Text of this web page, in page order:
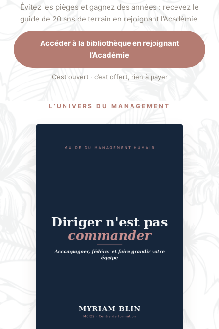
Rejoindre l’Académie
ENTRÉE OFFERTE
« Partager un savoir, c’est le multiplier. Je le
partage sans compter, pour qu’il vive en
chacun de vous. »
Myriam Blin
Évitez les pièges et gagnez des années : recevez le
guide de 20 ans de terrain en rejoignant l’Académie.
Accéder à la bibliothèque en rejoignant
l’Académie
C’est ouvert · c’est offert, rien à payer
L’UNIVERS DU MANAGEMENT